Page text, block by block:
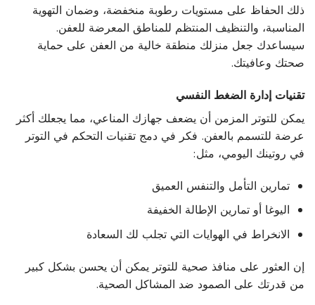
ذلك الحفاظ على مستويات رطوبة منخفضة، وضمان التهوية
المناسبة، والتنظيف المنتظم للمناطق المعرضة للعفن.
سيساعدك جعل منزلك منطقة خالية من العفن على حماية
صحتك وعافيتك.
تقنيات إدارة الضغط النفسي
يمكن للتوتر المزمن أن يضعف جهازك المناعي، مما يجعلك أكثر
عرضة للتسمم بالعفن. فكر في دمج تقنيات التحكم في التوتر
في روتينك اليومي، مثل:
تمارين التأمل والتنفس العميق
اليوغا أو تمارين الإطالة الخفيفة
الانخراط في الهوايات التي تجلب لك السعادة
إن العثور على منافذ صحية للتوتر يمكن أن يحسن بشكل كبير
من قدرتك على الصمود ضد المشاكل الصحية.